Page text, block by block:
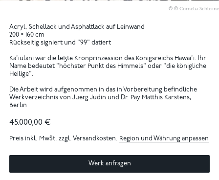
© © Cornelia Schleime
Acryl, Schellack und Asphaltlack auf Leinwand
200 × 160 cm
Rückseitig signiert und "99" datiert
Ka'iulani war die letzte Kronprinzession des Königsreichs Hawai'i. Ihr
Name bedeutet "höchster Punkt des Himmels" oder "die königliche
Heilige".
Die Arbeit wird aufgenommen in das in Vorbereitung befindliche
Werkverzeichnis von Juerg Judin und Dr. Pay Matthis Karstens,
Berlin
45.000,00 €
Preis inkl. MwSt. zzgl. Versandkosten. Region und Währung anpassen
Werk anfragen